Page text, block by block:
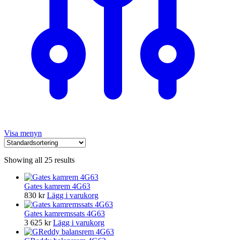
Visa menyn
Showing all 25 results
Gates kamrem 4G63
830 kr Lägg i varukorg
Gates kamremssats 4G63
3 625 kr Lägg i varukorg